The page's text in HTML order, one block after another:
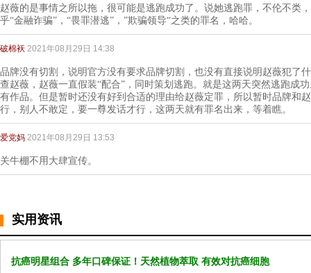
赵薇的是事情之所以拖，很可能是逃跑成功了。说她逃跑罪，不伦不类
乎“金融诈骗”，“畏罪潜逃”，”欺骗领导“之类的罪名，哈哈。
破棉袄 2021年08月29日 14:38
品牌没有切割，说明官方没有要求品牌切割，也没有直接说明赵薇犯了
查赵薇，赵薇一直假装“配合”，同时策划逃跑。就是这两天突然逃跑成
有作品。但是暂时还没有好到合适的理由给赵薇定罪，所以暂时品牌和
行，别人不敢定，要一尊发话才行，这两天就有罪名出来，等着瞧。
爱党妈 2021年08月29日 13:53
关牛棚不用大肆宣传。
实用资讯
抗癌明星组合 多年口碑保证！天然植物萃取 有效对抗癌细胞